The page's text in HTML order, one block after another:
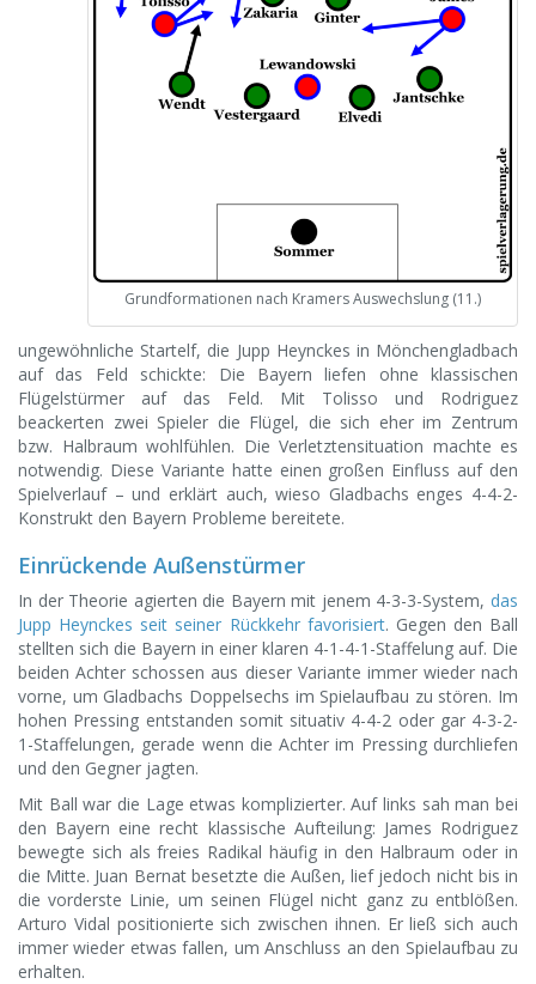
Grundformationen nach Kramers Auswechslung (11.)
ungewöhnliche Startelf, die Jupp Heynckes in Mönchengladbach
auf das Feld schickte: Die Bayern liefen ohne klassischen
Flügelstürmer auf das Feld. Mit Tolisso und Rodriguez
beackerten zwei Spieler die Flügel, die sich eher im Zentrum
bzw. Halbraum wohlfühlen. Die Verletztensituation machte es
notwendig. Diese Variante hatte einen großen Einfluss auf den
Spielverlauf – und erklärt auch, wieso Gladbachs enges 4-4-2-
Konstrukt den Bayern Probleme bereitete.
Einrückende Außenstürmer
In der Theorie agierten die Bayern mit jenem 4-3-3-System, das
Jupp Heynckes seit seiner Rückkehr favorisiert. Gegen den Ball
stellten sich die Bayern in einer klaren 4-1-4-1-Staffelung auf. Die
beiden Achter schossen aus dieser Variante immer wieder nach
vorne, um Gladbachs Doppelsechs im Spielaufbau zu stören. Im
hohen Pressing entstanden somit situativ 4-4-2 oder gar 4-3-2-
1-Staffelungen, gerade wenn die Achter im Pressing durchliefen
und den Gegner jagten.
Mit Ball war die Lage etwas komplizierter. Auf links sah man bei
den Bayern eine recht klassische Aufteilung: James Rodriguez
bewegte sich als freies Radikal häufig in den Halbraum oder in
die Mitte. Juan Bernat besetzte die Außen, lief jedoch nicht bis in
die vorderste Linie, um seinen Flügel nicht ganz zu entblößen.
Arturo Vidal positionierte sich zwischen ihnen. Er ließ sich auch
immer wieder etwas fallen, um Anschluss an den Spielaufbau zu
erhalten.